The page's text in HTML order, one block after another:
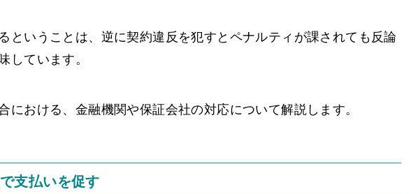
ということは、逆に契約違反を犯すとペナルティが課されても反論
しています。
における、金融機関や保証会社の対応について解説します。
支払いを促す